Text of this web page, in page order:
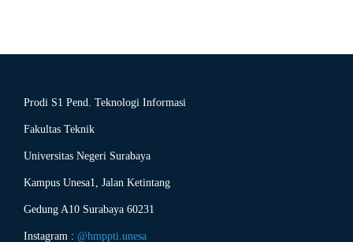
Prodi S1 Pend. Teknologi Informasi
Fakultas Teknik
Universitas Negeri Surabaya
Kampus Unesa1, Jalan Ketintang
Gedung A10 Surabaya 60231
Instagram : @hmppti.unesa